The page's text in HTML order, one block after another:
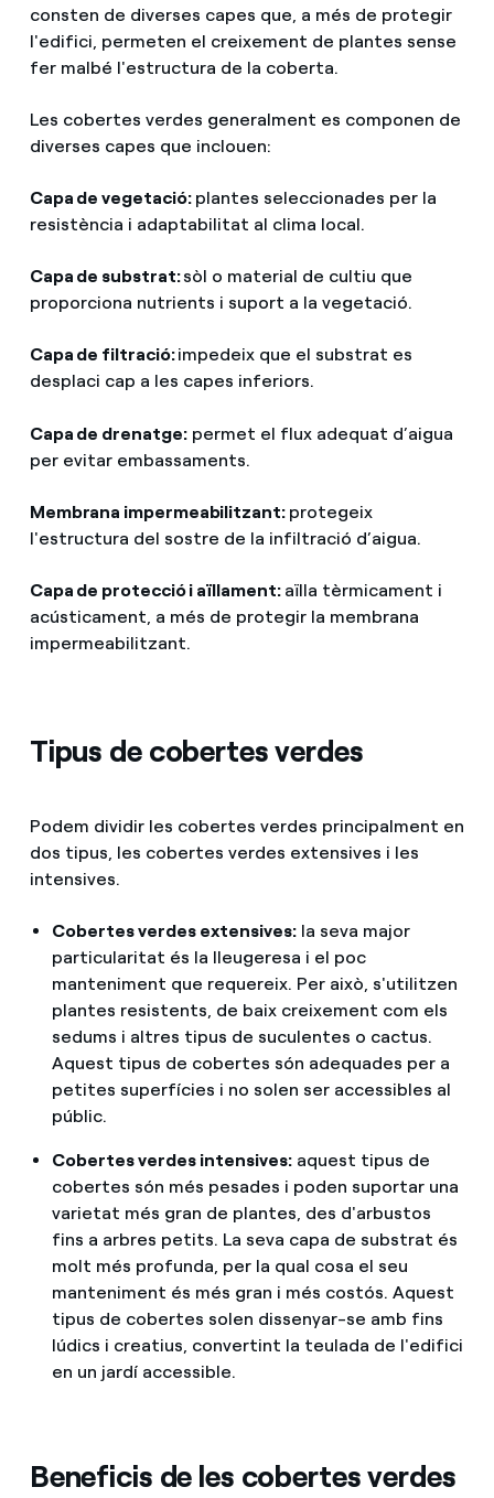
consten de diverses capes que, a més de protegir
l'edifici, permeten el creixement de plantes sense
fer malbé l'estructura de la coberta.
Les cobertes verdes generalment es componen de
diverses capes que inclouen:
Capa de vegetació:plantes seleccionades per la
resistència i adaptabilitat al clima local.
Capa de substrat:sòl o material de cultiu que
proporciona nutrients i suport a la vegetació.
Capa de filtració:impedeix que el substrat es
desplaci cap a les capes inferiors.
Capa de drenatge:permet el flux adequat d’aigua
per evitar embassaments.
Membrana impermeabilitzant: protegeix
l'estructura del sostre de la infiltració d’aigua.
Capa de protecció i aïllament:aïlla tèrmicament i
acústicament, a més de protegir la membrana
impermeabilitzant.
Tipus de cobertes verdes
Podem dividir les cobertes verdes principalment en
dos tipus, les cobertes verdes extensives i les
intensives.
Cobertes verdes extensives:la seva major
particularitat és la lleugeresa i el poc
manteniment que requereix. Per això, s'utilitzen
plantes resistents, de baix creixement com els
sedums i altres tipus de suculentes o cactus.
Aquest tipus de cobertes són adequades per a
petites superfícies i no solen ser accessibles al
públic.
Cobertes verdes intensives:aquest tipus de
cobertes són més pesades i poden suportar una
varietat més gran de plantes, des d'arbustos
fins a arbres petits. La seva capa de substrat és
molt més profunda, per la qual cosa el seu
manteniment és més gran i més costós. Aquest
tipus de cobertes solen dissenyar-se amb fins
lúdics i creatius, convertint la teulada de l'edifici
en un jardí accessible.
Beneficis de les cobertes verdes